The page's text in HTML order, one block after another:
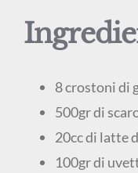
8 crostoni di
500gr di
20cc di latte
100gr di